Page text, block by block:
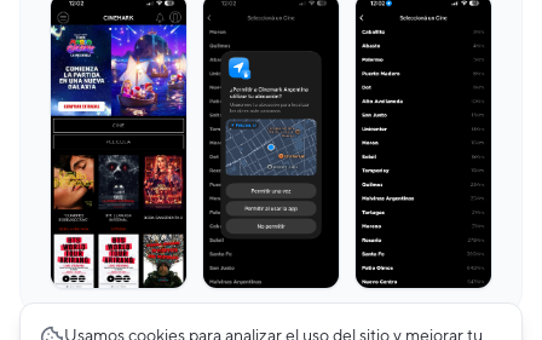
Usamos cookies para analizar el uso del sitio y mejorar tu